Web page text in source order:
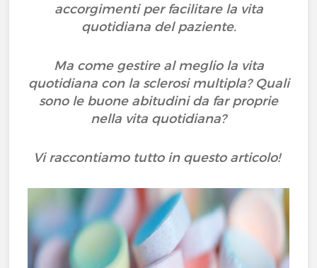
accorgimenti per facilitare la vita
quotidiana del paziente.
Ma come gestire al meglio la vita
quotidiana con la sclerosi multipla? Quali
sono le buone abitudini da far proprie
nella vita quotidiana?
Vi raccontiamo tutto in questo articolo!